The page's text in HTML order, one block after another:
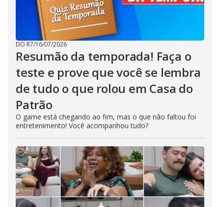
DO R7/16/07/2026
Resumão da temporada! Faça o
teste e prove que você se lembra
de tudo o que rolou em Casa do
Patrão
O game está chegando ao fim, mas o que não faltou foi
entretenimento! Você acompanhou tudo?